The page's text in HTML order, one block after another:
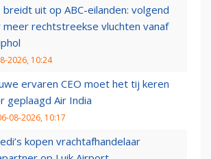
breidt uit op ABC-eilanden: volgend
meer rechtstreekse vluchten vanaf
2026, 10:24
ervaren CEO moet het tij keren
geplaagd Air India
08-2026, 10:17
kopen vrachtafhandelaar